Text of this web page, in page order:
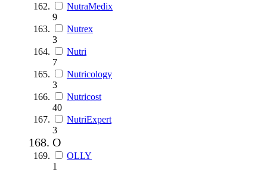
NutraMedix
9
Nutrex
3
Nutri
7
Nutricology
3
Nutricost
40
NutriExpert
3
O
OLLY
1